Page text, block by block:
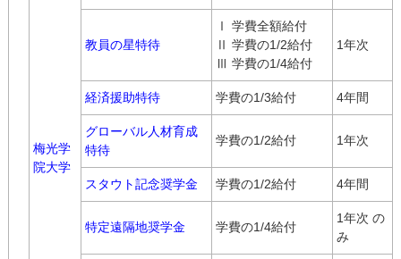
梅光学
院大学
教員の星特待
Ⅰ 学費全額給付
Ⅱ 学費の1/2給付
Ⅲ 学費の1/4給付
1年次
経済援助特待 学費の1/3給付 4年間
グローバル人材育成
特待
学費の1/2給付 1年次
スタウト記念奨学金 学費の1/2給付 4年間
特定遠隔地奨学金 学費の1/4給付
1年次 の
み